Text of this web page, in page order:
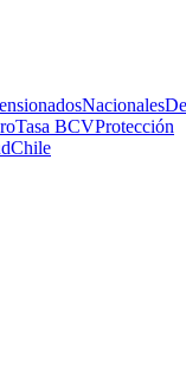
Nacionales
Tasa BCVProtección
Chile